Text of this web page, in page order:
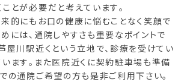
とが必要だと考えています。
的にもお口の健康に悩むことなく笑顔で
には、通院しやすさも重要なポイントで
屋川駅近くという立地で、診療を受けてい
ます。また医院近くに契約駐車場も準備
の通院ご希望の方も是非ご利用下さい。